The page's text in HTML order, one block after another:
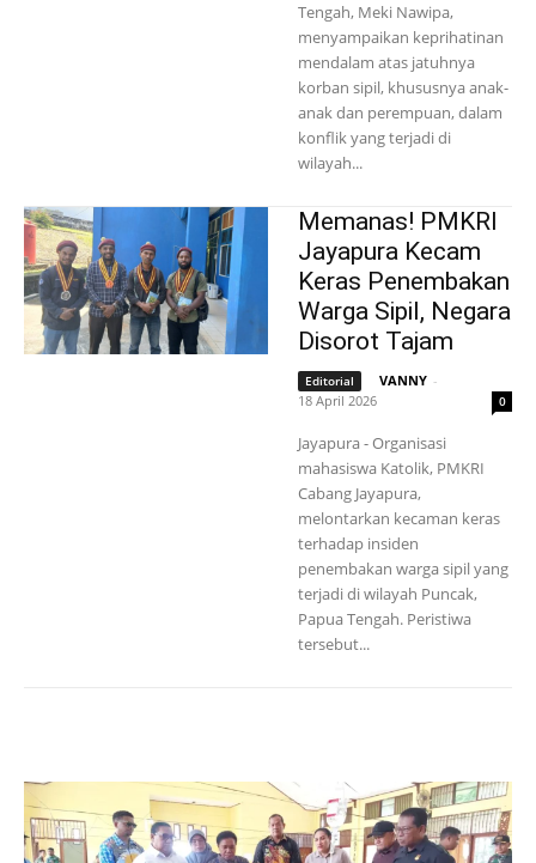
Tengah, Meki Nawipa,
menyampaikan keprihatinan
mendalam atas jatuhnya
korban sipil, khususnya anak-
anak dan perempuan, dalam
konflik yang terjadi di
wilayah...
Memanas! PMKRI
Jayapura Kecam
Keras Penembakan
Warga Sipil, Negara
Disorot Tajam
Editorial VANNY -
18 April 2026
0
Jayapura - Organisasi
mahasiswa Katolik, PMKRI
Cabang Jayapura,
melontarkan kecaman keras
terhadap insiden
penembakan warga sipil yang
terjadi di wilayah Puncak,
Papua Tengah. Peristiwa
tersebut...